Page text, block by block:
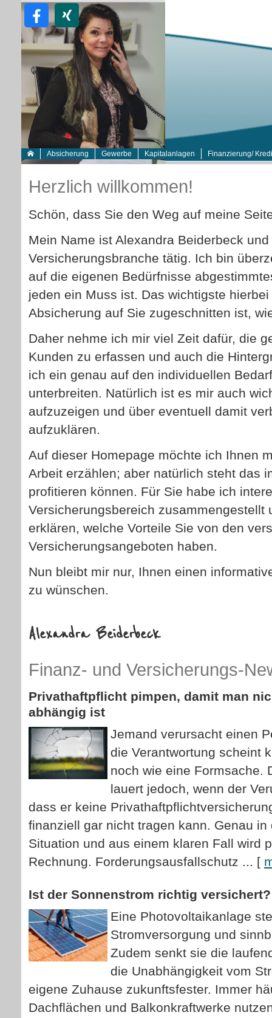
Absicherung Gewerbe Kapitalanlagen Finanzierung/
Herzlich willkommen!
Schön, dass Sie den Weg auf meine
Mein Name ist Alexandra Beiderbeck
Versicherungsbranche tätig. Ich bin
auf die eigenen Bedürfnisse
jeden ein Muss ist. Das wichtigste
Absicherung auf Sie zugeschnitten ist,
Daher nehme ich mir viel Zeit dafür, die
Kunden zu erfassen und auch die
ich ein genau auf den individuellen
unterbreiten. Natürlich ist es mir auch
aufzuzeigen und über eventuell damit
aufzuklären.
Auf dieser Homepage möchte ich Ihnen
Arbeit erzählen; aber natürlich steht das
profitieren können. Für Sie habe ich
Versicherungsbereich zusammengestellt
erklären, welche Vorteile Sie von den
Versicherungsangeboten haben.
Nun bleibt mir nur, Ihnen einen
zu wün­schen.
Alexandra Beiderbeck
Finanz- und Versicherungs-
Privathaftpflicht pimpen, damit man
abhängig ist
Jemand verursacht einen
die Verantwortung scheint
noch wie eine Formsache.
lauert jedoch, wenn der
dass er keine
finanziell gar nicht tragen kann. Genau
Situation und aus einem klaren Fall wird
Rechnung. Forderungsausfallschutz ... [
Ist der Sonnenstrom richtig versichert?
Eine Photovoltaikanlage
Stromversorgung und
Zudem senkt sie die
die Unabhängigkeit vom
eigene Zuhause zukunftsfester. Immer
Dachflächen und Balkonkraftwerke